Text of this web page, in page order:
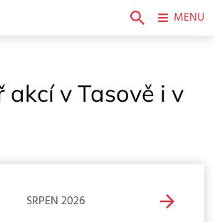
akcí v Tasově i v
SRPEN 2026
MENU